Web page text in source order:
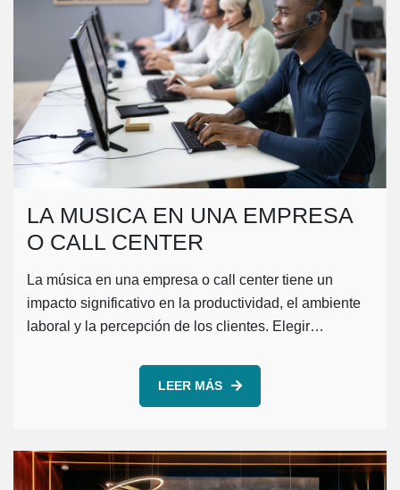
LA MUSICA EN UNA EMPRESA
O CALL CENTER
La música en una empresa o call center tiene un
impacto significativo en la productividad, el ambiente
laboral y la percepción de los clientes. Elegir…
LEER MÁS